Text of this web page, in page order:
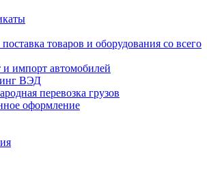
товаров и оборудования со всего
и импорт автомобилей
ВЭД
перевозка грузов
оформление